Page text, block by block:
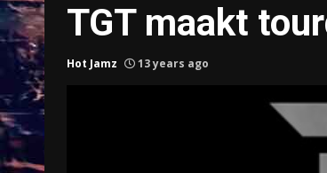
TGT maakt
Hot Jamz 13 years ago